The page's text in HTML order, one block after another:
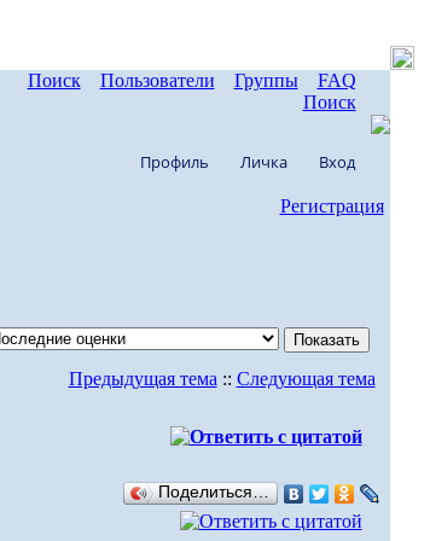
Поиск Пользователи Группы
FAQ
Поиск
Профиль Личка Вход
Регистрация
Предыдущая тема :: Следующая тема
Поделиться…